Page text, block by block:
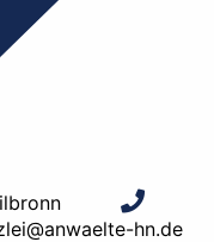
hn.de